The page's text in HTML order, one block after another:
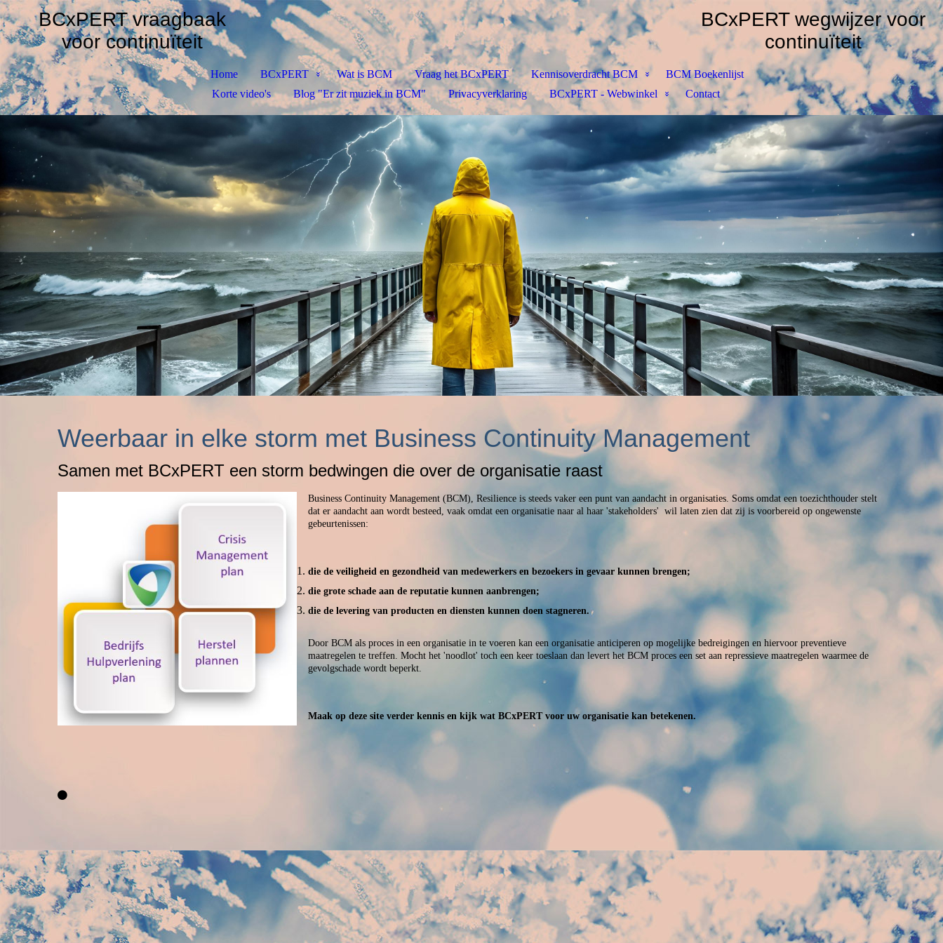
BCxPERT vraagbaak
voorcontinuïteit
BCxPERT wegwijzer voor
continuïteit
Home BCxPERT Wat is BCM Vraag het BCxPERT Kennisoverdracht BCM
BCM Boekenlijst
Korte video's
Blog "Er zit muziek in BCM" Privacyverklaring BCxPERT - Webwinkel Contact
Weerbaar in elke storm met Business Continuity Management
Samen met BCxPERT een storm bedwingen die over de organisatie raast
Business Continuity Management (BCM), Resilience is steeds vaker een punt van aandacht in organisaties. Soms omdat een toezichthouder stelt
dat er aandacht aan wordt besteed, vaak omdat een organisatie naar al haar 'stakeholders' wil laten zien dat zij is voorbereid op ongewenste
gebeurtenissen:
die de veiligheid en gezondheid van medewerkers en bezoekers in gevaar kunnen brengen;
die grote schade aan de reputatie kunnen aanbrengen;
die de levering van producten en diensten kunnen doen stagneren.
Door BCM als proces in een organisatie in te voeren kan een organisatie anticiperen op mogelijke bedreigingen en hiervoor preventieve
maatregelen te treffen. Mocht het 'noodlot' toch een keer toeslaan dan levert het BCM proces een set aan repressieve maatregelen waarmee de
gevolgschade wordt beperkt.
Maak op deze site verder kennis en kijk wat BCxPERT voor uw organisatie kan betekenen.